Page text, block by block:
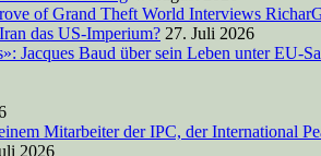
of Grand Theft World Interviews
das US-Imperium? 27. Juli 2026
Jacques Baud über sein Leben unter EU-
Mitarbeiter der IPC, der International
2026